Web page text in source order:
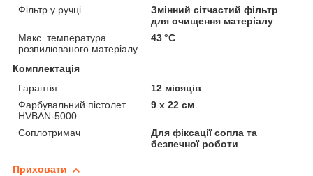
Фільтр у ручці
Змінний сітчастий фільтр
для очищення матеріалу
Макс. температура
розпилюваного матеріалу
43 °C
Комплектація
Гарантія
12 місяців
Фарбувальний пістолет
HVBAN-5000
9 х 22 см
Соплотримач
Для фіксації сопла та
безпечної роботи
Приховати